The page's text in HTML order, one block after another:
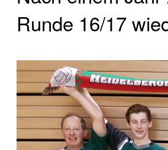
Runde 16/17